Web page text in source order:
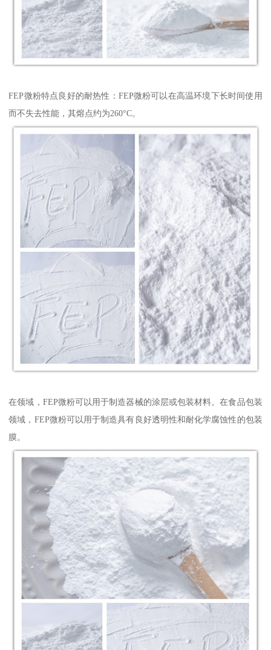
FEP微粉特点良好的耐热性：FEP微粉可以在高温环境下长时间使用
而不失去性能，其熔点约为260°C。
在领域，FEP微粉可以用于制造器械的涂层或包装材料。在食品包装
领域，FEP微粉可以用于制造具有良好透明性和耐化学腐蚀性的包装
膜。